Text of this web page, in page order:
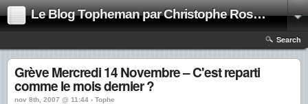
Le Blog Topheman par Christophe Rosset
Search
Grève Mercredi 14 Novembre – C'est reparti
comme le mois dernier ?
nov 8th, 2007 @ 11:44 › Tophe